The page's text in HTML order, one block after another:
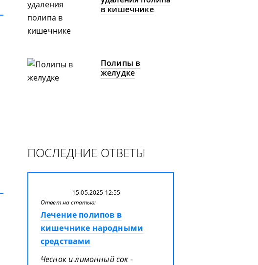
в кишечнике
Полипы в
желудке
ПОСЛЕДНИЕ ОТВЕТЫ
15.05.2025 12:55
Ответ на статью:
Лечение полипов в
кишечнике народными
средствами
Чеснок и лимонный сок -